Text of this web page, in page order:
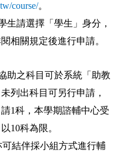
course/。
生請選擇「學生」身分，
相關規定後進行申請。
助之科目可於系統 「助教
未列出科目可另行申請，
1科，本學期諮輔中心受
10科為限。
可結伴採小組方式進行輔